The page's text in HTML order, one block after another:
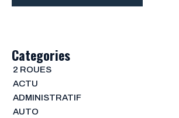
Categories
2 ROUES
ACTU
ADMINISTRATIF
AUTO